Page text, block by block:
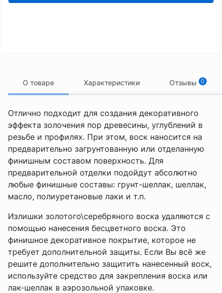
О товаре Характеристики Отзывы 0
Отлично подходит для создания декоративного
эффекта золочения пор древесины, углублений в
резьбе и профилях. При этом, воск наносится на
предварительно загрунтованную или отделанную
финишным составом поверхность. Для
предварительной отделки подойдут абсолютно
любые финишные составы: грунт-шеллак, шеллак,
масло, полиуретановые лаки и т.п.
Излишки золотого\серебряного воска удаляются с
помощью нанесения бесцветного воска. Это
финишное декоративное покрытие, которое не
требует дополнительной защиты. Если Вы всё же
решите дополнительно защитить нанесенный воск,
используйте средство для закрепления воска или
лак-шеллак в аэрозольной упаковке.